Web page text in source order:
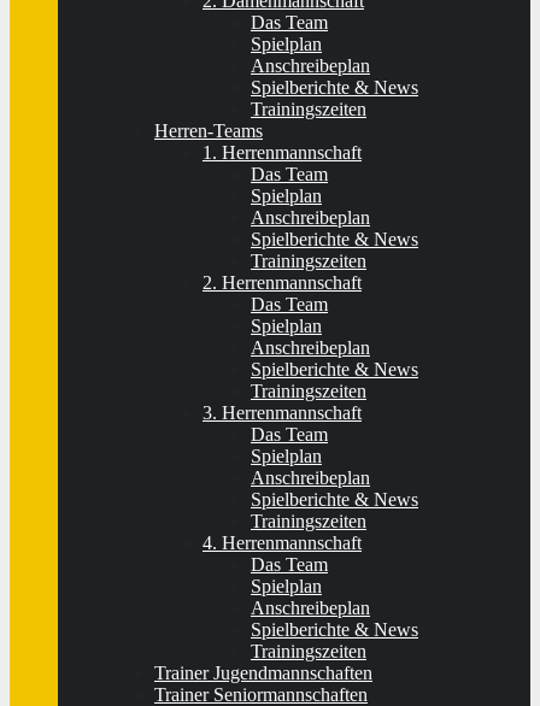
Das Team
Spielplan
Anschreibeplan
Spielberichte & News
Trainingszeiten
Herren-Teams
1. Herrenmannschaft
Das Team
Spielplan
Anschreibeplan
Spielberichte & News
Trainingszeiten
2. Herrenmannschaft
Das Team
Spielplan
Anschreibeplan
Spielberichte & News
Trainingszeiten
3. Herrenmannschaft
Das Team
Spielplan
Anschreibeplan
Spielberichte & News
Trainingszeiten
4. Herrenmannschaft
Das Team
Spielplan
Anschreibeplan
Spielberichte & News
Trainingszeiten
Trainer Jugendmannschaften
Trainer Seniormannschaften